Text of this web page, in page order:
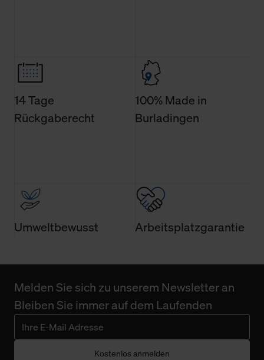
14 Tage
Rückgaberecht
100% Made in
Burladingen
Umweltbewusst Arbeitsplatzgarantie
Melden Sie sich zu unserem Newsletter an
Bleiben Sie immer auf dem Laufenden
Kostenlos anmelden